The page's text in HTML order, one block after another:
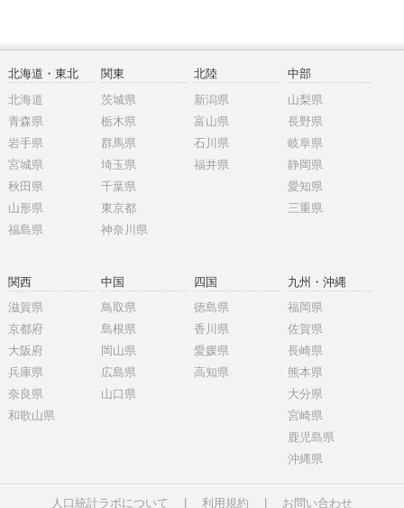
北海道・東北
北海道
青森県
岩手県
宮城県
秋田県
山形県
福島県
関東
茨城県
栃木県
群馬県
埼玉県
千葉県
東京都
神奈川県
北陸
新潟県
富山県
石川県
福井県
中部
山梨県
長野県
岐阜県
静岡県
愛知県
三重県
関西
滋賀県
京都府
大阪府
兵庫県
奈良県
和歌山県
中国
鳥取県
島根県
岡山県
広島県
山口県
四国
徳島県
香川県
愛媛県
高知県
九州・沖縄
福岡県
佐賀県
長崎県
熊本県
大分県
宮崎県
鹿児島県
沖縄県
人口統計ラボについて 利用規約 お問い合わせ